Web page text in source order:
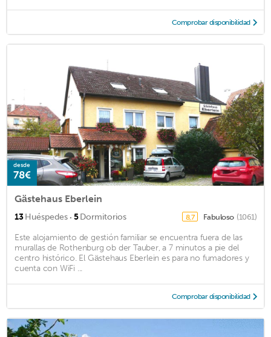
Comprobar disponibilidad
desde
78€
Gästehaus Eberlein
13Huéspedes · 5Dormitorios 8,7 Fabuloso (1061)
Este alojamiento de gestión familiar se encuentra fuera de las
murallas de Rothenburg ob der Tauber, a 7 minutos a pie del
centro histórico. El Gästehaus Eberlein es para no fumadores y
cuenta con WiFi ...
Comprobar disponibilidad